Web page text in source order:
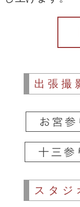
出張撮
スタジ